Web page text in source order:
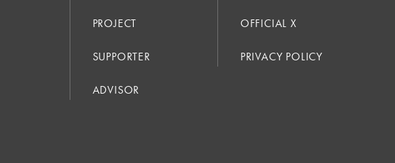
PROJECT
SUPPORTER
ADVISOR
OFFICIAL X
PRIVACY POLICY